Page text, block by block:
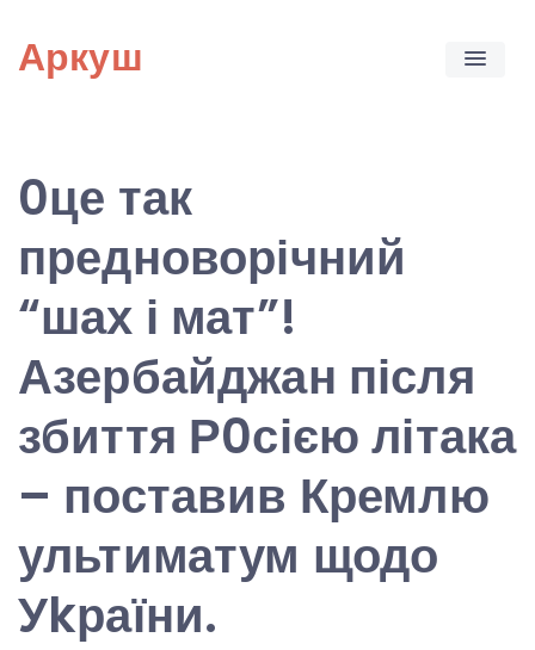
content
Аркуш
0це так
предноворічний
“шах і мат”!
Азербайджан після
збиття Р0сією літака
– поставив Кремлю
ультиматум щодо
Уkраїни.